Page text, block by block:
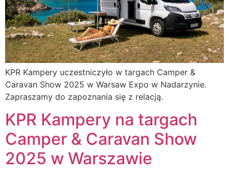
KPR Kampery uczestniczyło w targach Camper &
Caravan Show 2025 w Warsaw Expo w Nadarzynie.
Zapraszamy do zapoznania się z relacją.
KPR Kampery na targach
Camper & Caravan Show
2025 w Warszawie